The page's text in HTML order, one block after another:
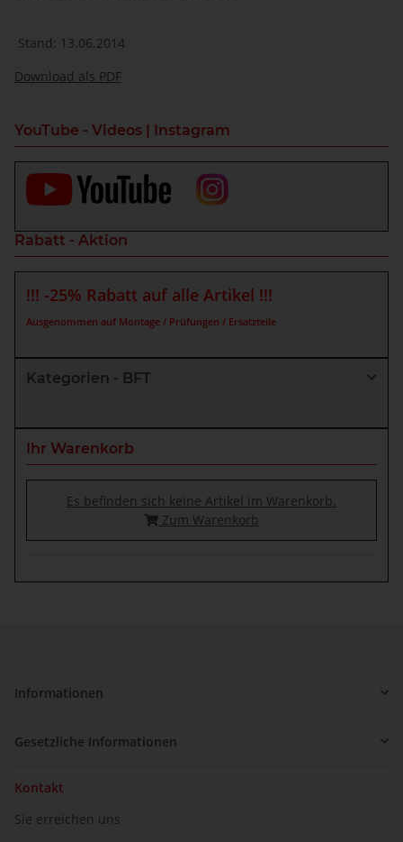
Stand: 13.06.2014
Download als PDF
YouTube - Videos | Instagram
Rabatt - Aktion
!!! -25% Rabatt auf alle Artikel !!!
Ausgenommen auf Montage / Prüfungen / Ersatzteile
Kategorien - BFT
Ihr Warenkorb
Es befinden sich keine Artikel im Warenkorb.
Zum Warenkorb
Informationen
Gesetzliche Informationen
Kontakt
Sie erreichen uns